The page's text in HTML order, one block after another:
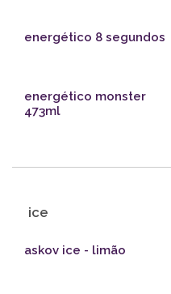
energético 8 segundos
energético monster
473ml
ice
askov ice - limão